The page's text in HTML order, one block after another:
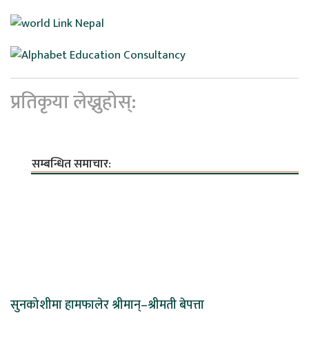
प्रतिकृया लेख्नुहोस्:
सम्बन्धित समाचार:
सुनकोशीमा हामफालेर श्रीमान्–श्रीमती बेपत्ता